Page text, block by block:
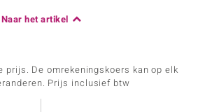
Naar het artikel
De omrekeningskoers kan op elk
Prijs inclusief btw